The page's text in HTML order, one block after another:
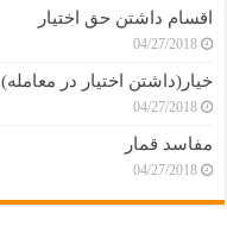
اقسام داشتن حق اختیار
04/27/2018
خیار(داشتن اختیار در معامله)
04/27/2018
مفاسد قمار
04/27/2018